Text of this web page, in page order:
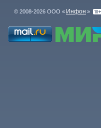
© 2008-2026 ООО « Инфон »